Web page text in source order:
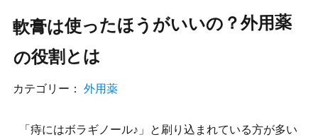
軟膏は使ったほうがいいの？外用薬
の役割とは
カテゴリー： 外用薬
「痔にはボラギノール♪」と刷り込まれている方が多い